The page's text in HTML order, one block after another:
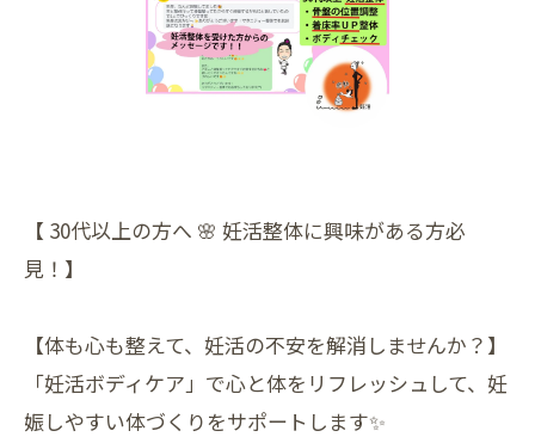
【 30代以上の方へ 🌸 妊活整体に興味がある方必
見！】
【体も心も整えて、妊活の不安を解消しませんか？】
「妊活ボディケア」で心と体をリフレッシュして、妊
娠しやすい体づくりをサポートします✨